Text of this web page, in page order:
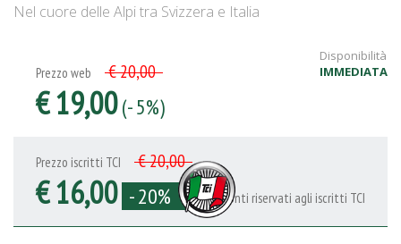
Nel cuore delle Alpi tra Svizzera e Italia
Disponibilità
IMMEDIATA
Prezzo web € 20,00
€ 19,00(- 5%)
Prezzo iscritti TCI € 20,00
€ 16,00 - 20% Sconti riservati agli iscritti TCI